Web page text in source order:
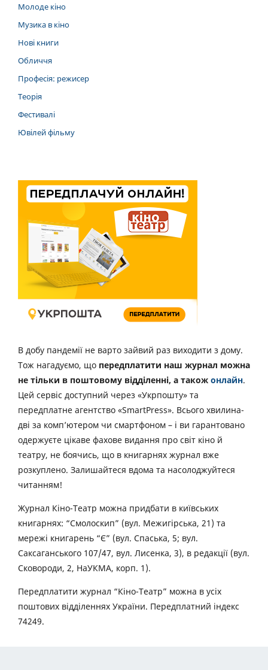
Молоде кіно
Музика в кіно
Нові книги
Обличчя
Професія: режисер
Теорія
Фестивалі
Ювілей фільму
В добу пандемії не варто зайвий раз виходити з дому.
Тож нагадуємо, що передплатити наш журнал можна
не тільки в поштовому відділенні, а також онлайн.
Цей сервіс доступний через «Укрпошту» та
передплатне агентство «SmartPress». Всього хвилина-
дві за комп’ютером чи смартфоном – і ви гарантовано
одержуєте цікаве фахове видання про світ кіно й
театру, не боячись, що в книгарнях журнал вже
розкуплено. Залишайтеся вдома та насолоджуйтеся
читанням!
Журнал Кіно-Театр можна придбати в київських
книгарнях: “Смолоскип” (вул. Межигірська, 21) та
мережі книгарень “Є” (вул. Спаська, 5; вул.
Саксаганського 107/47, вул. Лисенка, 3), в редакції (вул.
Сковороди, 2, НаУКМА, корп. 1).
Передплатити журнал “Кіно-Театр” можна в усіх
поштових відділеннях України. Передплатний індекс
74249.